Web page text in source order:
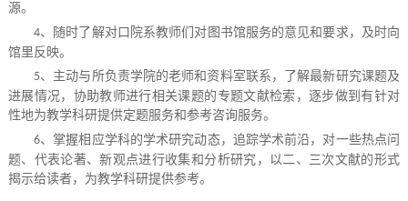
源。
4、
随时了解对口院系教师们对图书馆服务的意见和要求，及时向
馆里反映。
5、主动与所负责学院的老师和资料室联系，了解最新研究课题及
进展情况，协助教师进行相关课题的专题文献检索，逐步做到有针对
性地为教学科研提供定题服务和参考咨询服务。
6、 掌握相应学科的学术研究动态，追踪学术前沿，对一些热点问
题、代表论著、新观点进行收集和分析研究，以二、三次文献的形式
揭示给读者，为教学科研提供参考。